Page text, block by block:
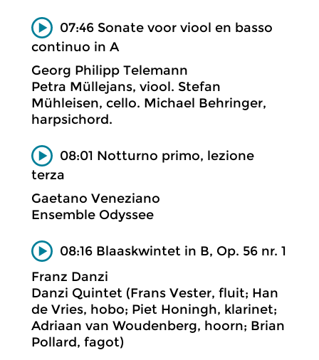
07:46 Sonate voor viool en basso
continuo in A
Georg Philipp Telemann
Petra Müllejans, viool. Stefan
Mühleisen, cello. Michael Behringer,
harpsichord.
08:01 Notturno primo, lezione
terza
Gaetano Veneziano
Ensemble Odyssee
08:16 Blaaskwintet in B, Op. 56 nr. 1
Franz Danzi
Danzi Quintet (Frans Vester, fluit; Han
de Vries, hobo; Piet Honingh, klarinet;
Adriaan van Woudenberg, hoorn; Brian
Pollard, fagot)